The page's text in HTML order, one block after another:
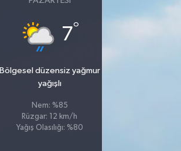
7°
Bölgesel düzensiz yağmur
yağışlı
Nem: %85
Rüzgar: 12 km/h
Yağış Olasılığı: %80